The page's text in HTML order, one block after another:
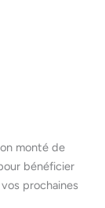
monté de
bénéficier
prochaines